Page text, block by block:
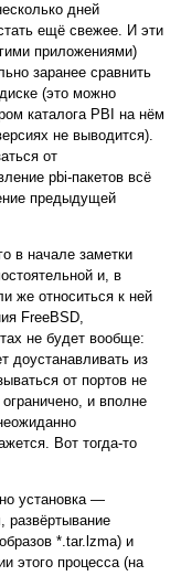
дней
ещё свежее. И эти
приложениями)
заранее сравнить
(это можно
каталога PBI на нём
не выводится).
от
pbi-пакетов всё
предыдущей
в начале заметки
и, в
же относиться к ней
FreeBSD,
не будет вообще:
доустанавливать из
от портов не
и вполне
Вот тогда-то
установка —
развёртывание
*.tar.lzma) и
этого процесса (на